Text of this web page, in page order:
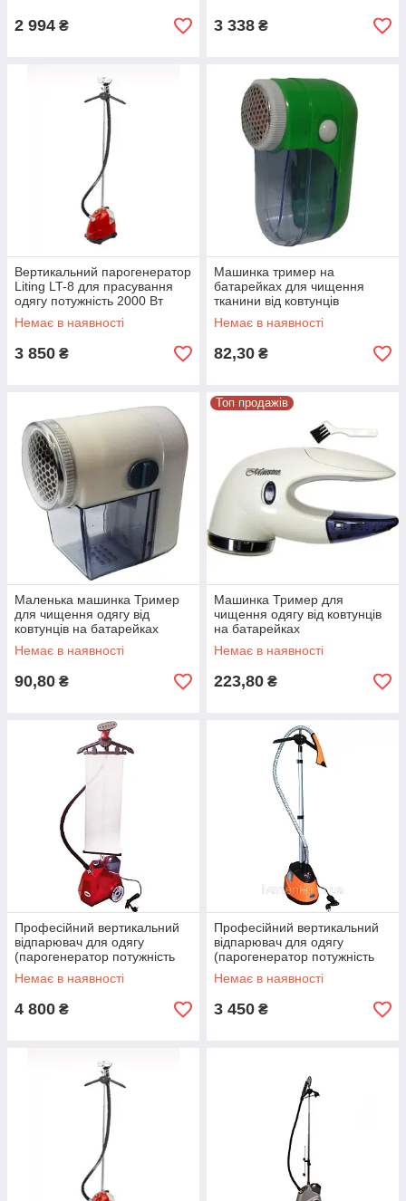
2 994 ₴ 3 338 ₴
Вертикальний парогенератор
Liting LT-8 для прасування
одягу потужність 2000 Вт
Немає в наявності
3 850 ₴
Машинка тример на
батарейках для чищення
тканини від ковтунців
Немає в наявності
82,30 ₴
Маленька машинка Тример
для чищення одягу від
ковтунців на батарейках
Немає в наявності
90,80 ₴
Топ продажів
Машинка Тример для
чищення одягу від ковтунців
на батарейках
Немає в наявності
223,80 ₴
Професійний вертикальний
відпарювач для одягу
(парогенератор потужність
2800 Вт)
Немає в наявності
4 800 ₴
Професійний вертикальний
відпарювач для одягу
(парогенератор потужність
1700 Вт)
Немає в наявності
3 450 ₴